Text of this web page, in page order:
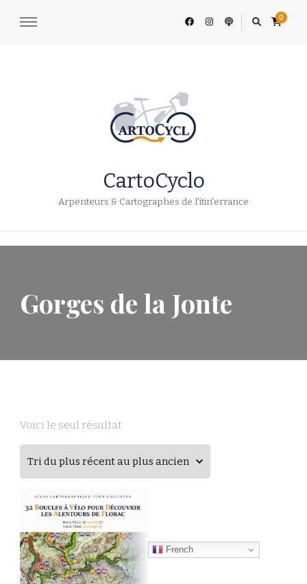
0
CartoCyclo
Arpenteurs & Cartographes de l'itin'errance
Gorges de la Jonte
Voici le seul résultat
French